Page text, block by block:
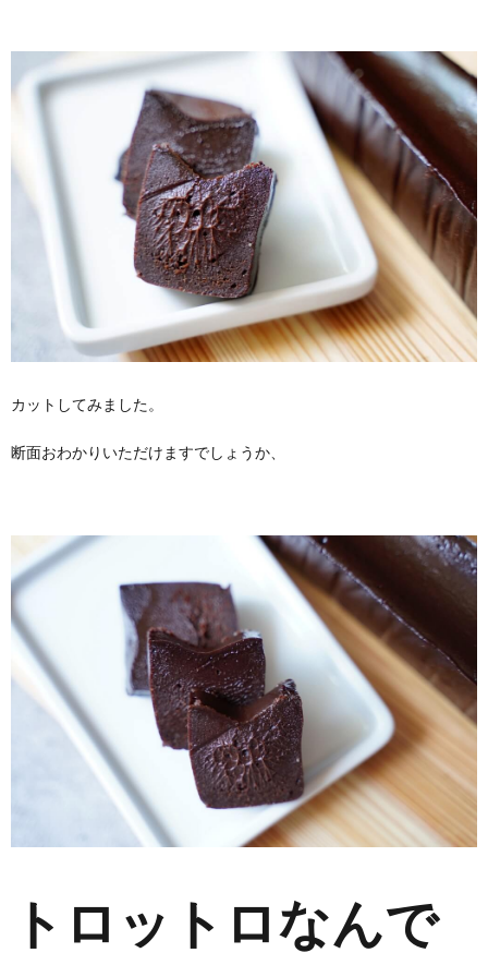
カットしてみました。
断面おわかりいただけますでしょうか、
トロットロなんで